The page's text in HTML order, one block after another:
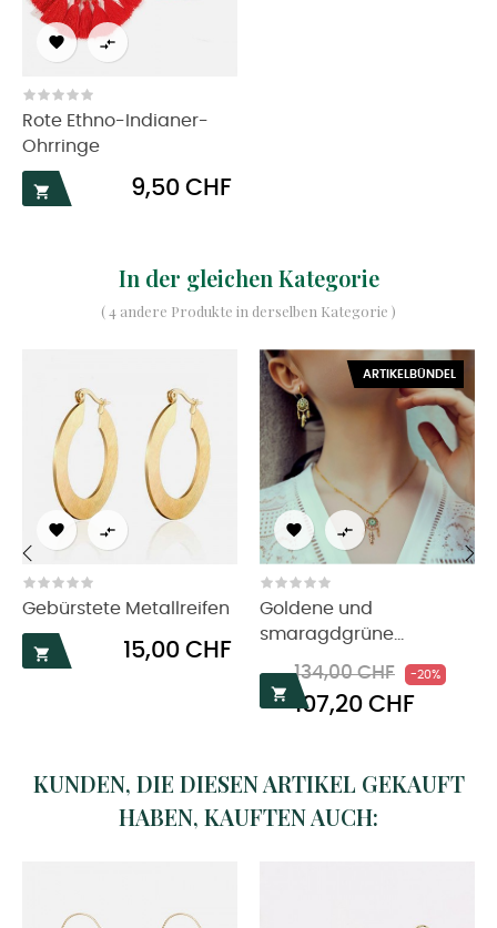
 
Rote Ethno-Indianer-
Ohrringe

Preis
9,50 CHF
In der gleichen Kategorie
( 4 andere Produkte in derselben Kategorie )
 
Gebürstete Metallreifen

Preis
15,00 CHF
ARTIKELBÜNDEL
 
Goldene und
smaragdgrüne...

Regulärer
Preis
134,00 CHF -20%
107,20 CHF
KUNDEN, DIE DIESEN ARTIKEL GEKAUFT
HABEN, KAUFTEN AUCH: